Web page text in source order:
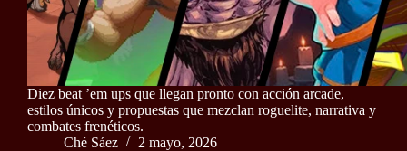
Diez beat ’em ups que llegan pronto con acción arcade,
estilos únicos y propuestas que mezclan roguelite, narrativa y
combates frenéticos.
Ché Sáez
2 mayo, 2026